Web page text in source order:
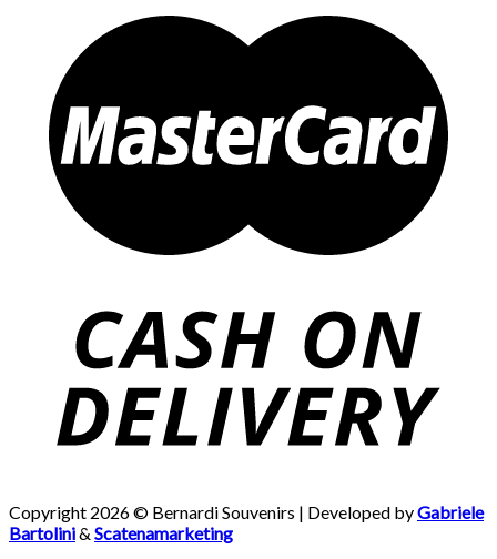
Copyright 2026 © Bernardi Souvenirs | Developed byGabriele
Bartolini& Scatenamarketing